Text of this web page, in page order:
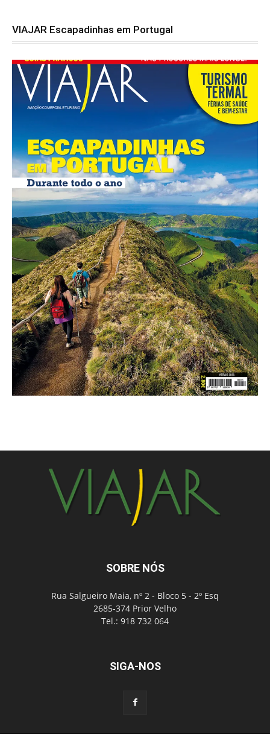
VIAJAR Escapadinhas em Portugal
SOBRE NÓS
Rua Salgueiro Maia, nº 2 - Bloco 5 - 2º Esq
2685-374 Prior Velho
Tel.: 918 732 064
SIGA-NOS